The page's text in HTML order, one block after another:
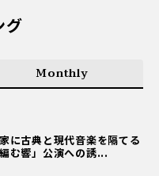
グ
Monthly
に古典と現代音楽を隔てる
む響」公演への誘...